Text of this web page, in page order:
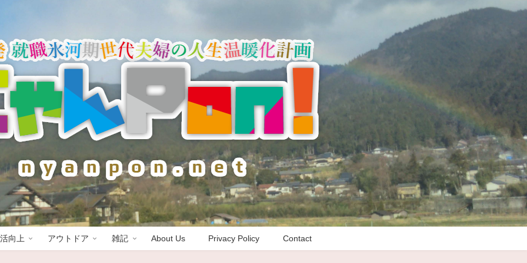
向上 アウトドア 雑記 About Us Privacy Policy Contact